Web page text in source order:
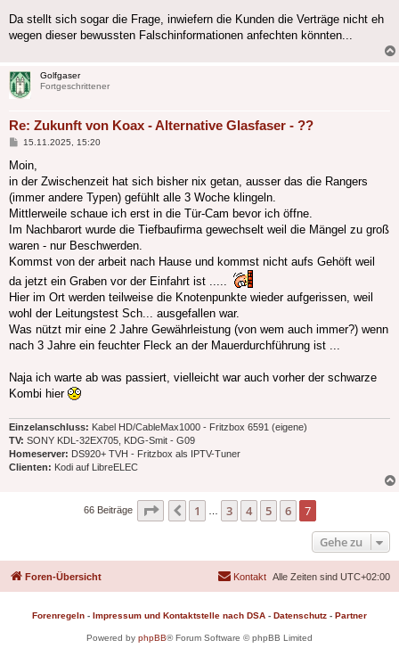
Da stellt sich sogar die Frage, inwiefern die Kunden die Verträge nicht eh
wegen dieser bewussten Falschinformationen anfechten könnten...
Golfgaser
Fortgeschrittener
Re: Zukunft von Koax - Alternative Glasfaser - ??
Beitrag
15.11.2025, 15:20
Moin,
in der Zwischenzeit hat sich bisher nix getan, ausser das die Rangers
(immer andere Typen) gefühlt alle 3 Woche klingeln.
Mittlerweile schaue ich erst in die Tür-Cam bevor ich öffne.
Im Nachbarort wurde die Tiefbaufirma gewechselt weil die Mängel zu groß
waren - nur Beschwerden.
Kommst von der arbeit nach Hause und kommst nicht aufs Gehöft weil
da jetzt ein Graben vor der Einfahrt ist .....
Hier im Ort werden teilweise die Knotenpunkte wieder aufgerissen, weil
wohl der Leitungstest Sch... ausgefallen war.
Was nützt mir eine 2 Jahre Gewährleistung (von wem auch immer?) wenn
nach 3 Jahre ein feuchter Fleck an der Mauerdurchführung ist ...
Naja ich warte ab was passiert, vielleicht war auch vorher der schwarze
Kombi hier
Einzelanschluss: Kabel HD/CableMax1000 - Fritzbox 6591 (eigene)
TV: SONY KDL-32EX705, KDG-Smit - G09
Homeserver: DS920+ TVH - Fritzbox als IPTV-Tuner
Clienten: Kodi auf LibreELEC
66 Beiträge Seite von 7
Vorherige
1 3 4 5 6
7
Gehe zu
Foren-Übersicht Alle Zeiten sind UTC+02:00
Kontakt
Forenregeln - Impressum und Kontaktstelle nach DSA - Datenschutz - Partner
Powered by phpBB® Forum Software © phpBB Limited